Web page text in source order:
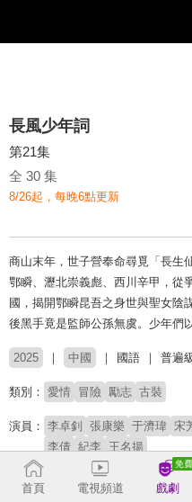
長風少年詞
第21集
全 30 集
8/26起，每晚6點更新
商山末年，世子營奉命尋覓「長生
鄂瞬、瀝北崇義彪、西川辛甲，從
國，揭開鄂瞬昆吾之身世與聖女陰
後黑手竟是監師公孫無虞。少年們
2025 中國 國語 普遍
類別： 愛情 冒險 勵志 古裝
演員： 李卓釗 張康樂 于濟瑋 宋
李倩 紀李 王名揚
導演： 十一月
首頁 電視頻道 戲劇